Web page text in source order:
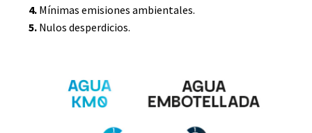
4. Mínimas emisiones ambientales.
5. Nulos desperdicios.